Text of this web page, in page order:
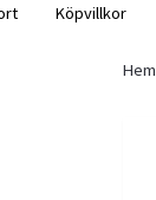
Köpvillkor
Hem